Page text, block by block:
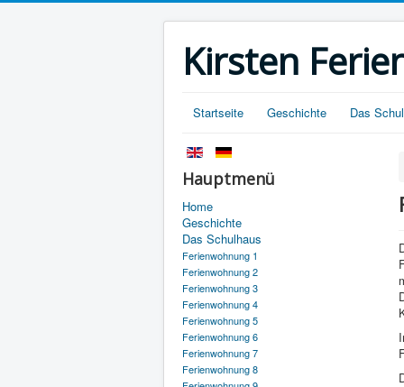
Kirsten
Startseite Geschichte Das
Hauptmenü
Home
Geschichte
Das Schulhaus
Ferienwohnung 1
Ferienwohnung 2
Ferienwohnung 3
Ferienwohnung 4
Ferienwohnung 5
Ferienwohnung 6
Ferienwohnung 7
Ferienwohnung 8